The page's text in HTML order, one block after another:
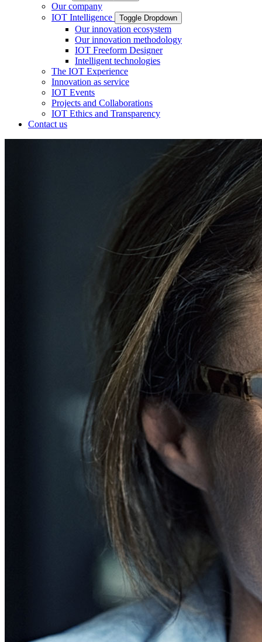
Our company
IOT Intelligence
Toggle Dropdown
Our innovation ecosystem
Our innovation methodology
IOT Freeform Designer
Intelligent technologies
The IOT Experience
Innovation as service
IOT Events
Projects and Collaborations
IOT Ethics and Transparency
Contact us